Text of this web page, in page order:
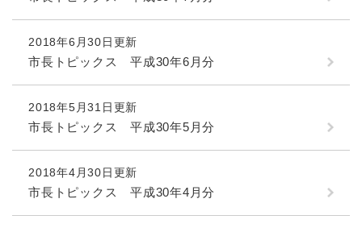
2018年6月30日更新
市長トピックス 平成30年6月分
2018年5月31日更新
市長トピックス 平成30年5月分
2018年4月30日更新
市長トピックス 平成30年4月分